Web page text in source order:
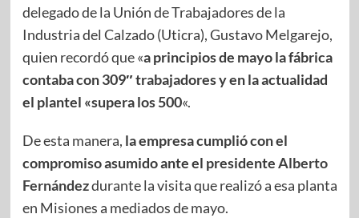
delegado de la Unión de Trabajadores de la
Industria del Calzado (Uticra), Gustavo Melgarejo,
quien recordó que «a principios de mayo la fábrica
contaba con 309″ trabajadores y en la actualidad
el plantel «supera los 500«.
De esta manera, la empresa cumplió con el
compromiso asumido ante el presidenteAlberto
Fernándezdurante la visita que realizó a esa planta
en Misiones a mediados de mayo.